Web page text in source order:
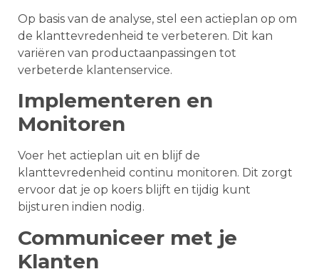
Op basis van de analyse, stel een actieplan op om
de klanttevredenheid te verbeteren. Dit kan
variëren van productaanpassingen tot
verbeterde klantenservice.
Implementeren en
Monitoren
Voer het actieplan uit en blijf de
klanttevredenheid continu monitoren. Dit zorgt
ervoor dat je op koers blijft en tijdig kunt
bijsturen indien nodig.
Communiceer met je
Klanten